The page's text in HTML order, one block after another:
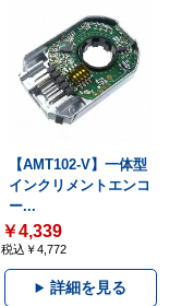
【AMT102-V】一体型
インクリメントエンコ
ー...
￥4,339
税込￥4,772
詳細を見る